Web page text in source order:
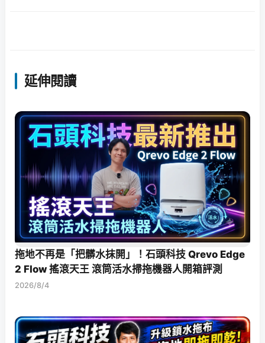
延伸閱讀
拖地不再是「把髒水抹開」！石頭科技 Qrevo Edge
2 Flow 搖滾天王 滾筒活水掃拖機器人開箱評測
2026/8/4